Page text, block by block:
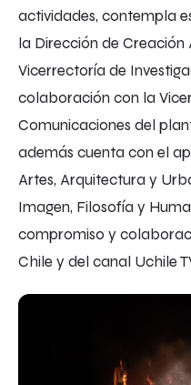
actividades, contempla
la Dirección de Creación
Vicerrectoría de
colaboración con la
Comunicaciones del
además cuenta con el
Artes, Arquitectura y
Imagen, Filosofía y
compromiso y
Chile y del canal Uchile